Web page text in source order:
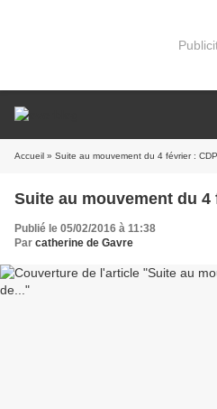
Accueil » Suite au mouvement du 4 février : CDP
Suite au mouvement du 4
Publié le 05/02/2016 à 11:38
Par catherine de Gavre